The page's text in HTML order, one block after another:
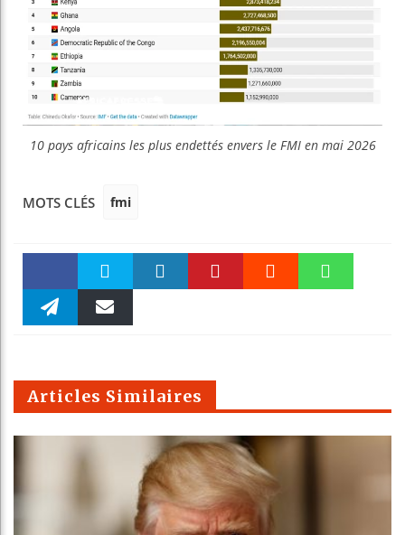
10 pays africains les plus endettés envers le FMI en mai 2026
MOTS CLÉS fmi
Faceboo Twitter
m
Articles Similaires